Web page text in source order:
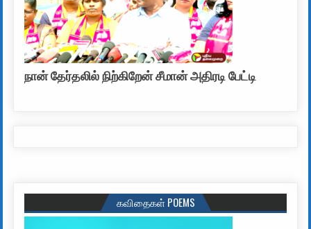
நான் தேர்தலில் நிற்கிறேன் சீமான் அதிரடி பேட்டி
கவிதைகள் POEMS